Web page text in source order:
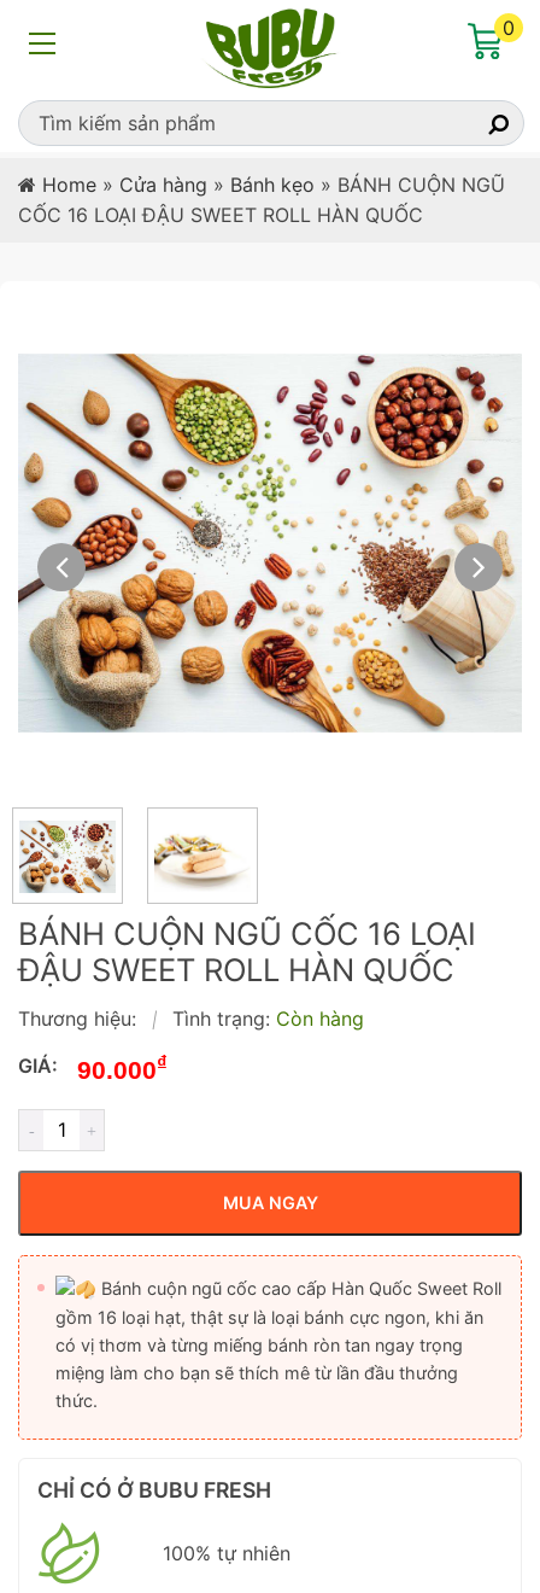
0
Home » Cửa hàng » Bánh kẹo » BÁNH CUỘN NGŨ
CỐC 16 LOẠI ĐẬU SWEET ROLL HÀN QUỐC
BÁNH CUỘN NGŨ CỐC 16 LOẠI
ĐẬU SWEET ROLL HÀN QUỐC
Thương hiệu: | Tình trạng: Còn hàng
GIÁ:
90.000₫
MUA NGAY
Bánh cuộn ngũ cốc cao cấp Hàn Quốc Sweet Roll
gồm 16 loại hạt, thật sự là loại bánh cực ngon, khi ăn
có vị thơm và từng miếng bánh ròn tan ngay trọng
miệng làm cho bạn sẽ thích mê từ lần đầu thưởng
thức.
CHỈ CÓ Ở BUBU FRESH
100% tự nhiên